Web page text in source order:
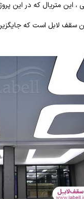
این متریال که در این
سقف لابل است که